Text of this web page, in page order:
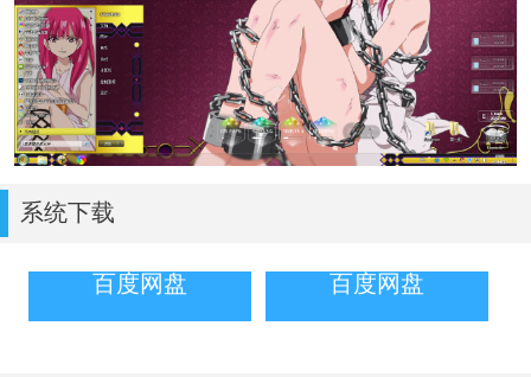
系统下载
百度网盘 百度网盘